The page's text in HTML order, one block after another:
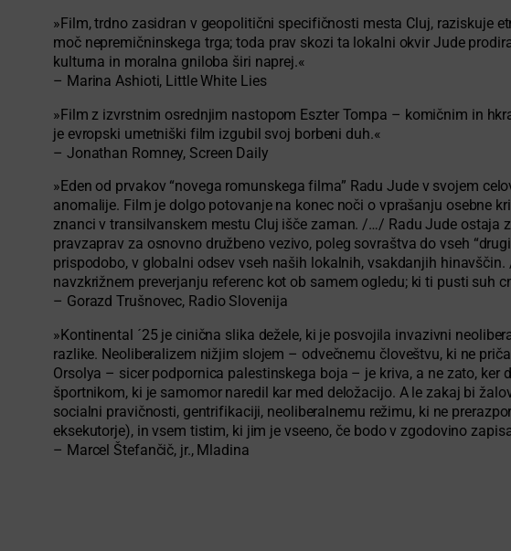
»Film, trdno zasidran v geopolitični specifičnosti mesta Cluj, raziskuje
moč nepremičninskega trga; toda prav skozi ta lokalni okvir Jude
kulturna in moralna gniloba širi naprej.«
– Marina Ashioti, Little White Lies
»Film z izvrstnim osrednjim nastopom Eszter Tompa – komičnim in
je evropski umetniški film izgubil svoj borbeni duh.«
– Jonathan Romney, Screen Daily
»Eden od prvakov “novega romunskega filma” Radu Jude v svojem
anomalije. Film je dolgo potovanje na konec noči o vprašanju osebne
znanci v transilvanskem mestu Cluj išče zaman. /…/ Radu Jude
pravzaprav za osnovno družbeno vezivo, poleg sovraštva do vseh
prispodobo, v globalni odsev vseh naših lokalnih, vsakdanjih
navzkrižnem preverjanju referenc kot ob samem ogledu; ki ti pusti suh
– Gorazd Trušnovec, Radio Slovenija
»Kontinental ´25 je cinična slika dežele, ki je posvojila invazivni
razlike. Neoliberalizem nižjim slojem – odvečnemu človeštvu, ki ne
Orsolya – sicer podpornica palestinskega boja – je kriva, a ne zato,
športnikom, ki je samomor naredil kar med deložacijo. A le zakaj bi
socialni pravičnosti, gentrifikaciji, neoliberalnemu režimu, ki ne
eksekutorje), in vsem tistim, ki jim je vseeno, če bodo v zgodovino
– Marcel Štefančič, jr., Mladina